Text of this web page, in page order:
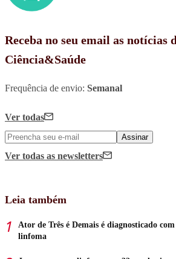
Receba no seu email as notícias
Ciência&Saúde
Frequência de envio: Semanal
Ver todas
Assinar
Ver todas as newsletters
Leia também
Ator de Três é Demais é diagnosticado
linfoma